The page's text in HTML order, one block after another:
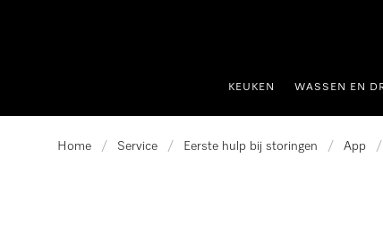
KEUKEN WASSEN EN
Home / Service / Eerste hulp bij storingen / App /